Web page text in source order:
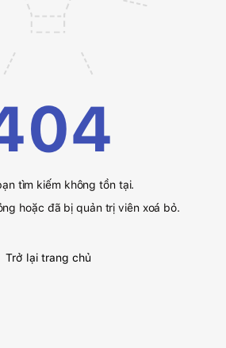
tìm kiếm không tồn tại.
hoặc đã bị quản trị viên xoá bỏ.
Trở lại trang chủ